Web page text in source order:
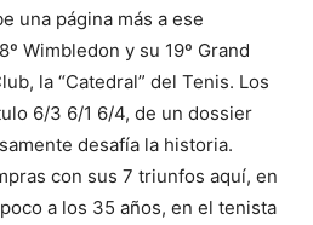
una página más a ese
Wimbledon y su 19º Grand
la “Catedral” del Tenis. Los
6/3 6/1 6/4, de un dossier
desafía la historia.
con sus 7 triunfos aquí, en
a los 35 años, en el tenista